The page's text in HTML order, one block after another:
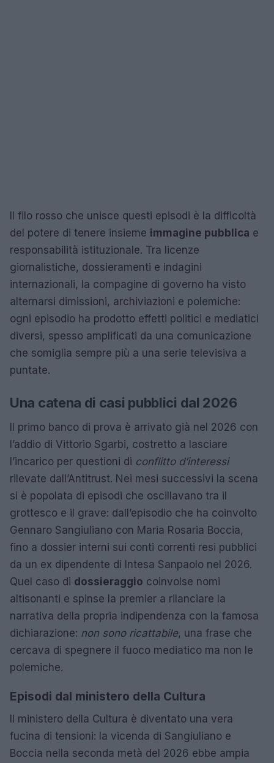
Il filo rosso che unisce questi episodi è la difficoltà
del potere di tenere insieme immagine pubblica e
responsabilità istituzionale. Tra licenze
giornalistiche, dossieramenti e indagini
internazionali, la compagine di governo ha visto
alternarsi dimissioni, archiviazioni e polemiche:
ogni episodio ha prodotto effetti politici e mediatici
diversi, spesso amplificati da una comunicazione
che somiglia sempre più a una serie televisiva a
puntate.
Una catena di casi pubblici dal 2026
Il primo banco di prova è arrivato già nel 2026 con
l’addio di Vittorio Sgarbi, costretto a lasciare
l’incarico per questioni di conflitto d’interessi
rilevate dall’Antitrust. Nei mesi successivi la scena
si è popolata di episodi che oscillavano tra il
grottesco e il grave: dall’episodio che ha coinvolto
Gennaro Sangiuliano con Maria Rosaria Boccia,
fino a dossier interni sui conti correnti resi pubblici
da un ex dipendente di Intesa Sanpaolo nel 2026.
Quel caso di dossieraggio coinvolse nomi
altisonanti e spinse la premier a rilanciare la
narrativa della propria indipendenza con la famosa
dichiarazione: non sono ricattabile, una frase che
cercava di spegnere il fuoco mediatico ma non le
polemiche.
Episodi dal ministero della Cultura
Il ministero della Cultura è diventato una vera
fucina di tensioni: la vicenda di Sangiuliano e
Boccia nella seconda metà del 2026 ebbe ampia